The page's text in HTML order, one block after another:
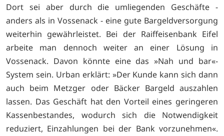
Dort sei aber durch die umliegenden Geschäfte -
anders als in Vossenack - eine gute Bargeldversorgung
weiterhin gewährleistet. Bei der Raiffeisenbank Eifel
arbeite man dennoch weiter an einer Lösung in
Vossenack. Davon könnte eine das »Nah und bar«-
System sein. Urban erklärt: »Der Kunde kann sich dann
auch beim Metzger oder Bäcker Bargeld auszahlen
lassen. Das Geschäft hat den Vorteil eines geringeren
Kassenbestandes, wodurch sich die Notwendigkeit
reduziert, Einzahlungen bei der Bank vorzunehmen«.